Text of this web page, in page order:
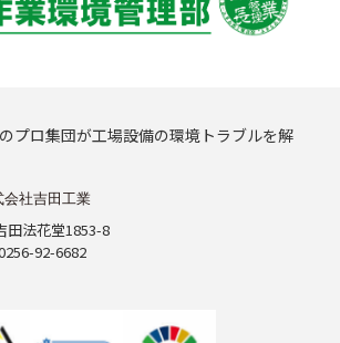
プロ集団が工場設備の環境トラブルを解
田法花堂1853-8
92-6682